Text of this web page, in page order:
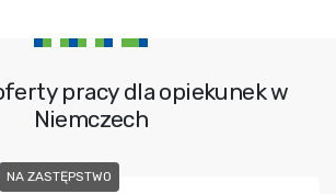
pracy dla opiekunek w
Niemczech
NA ZASTĘPSTWO